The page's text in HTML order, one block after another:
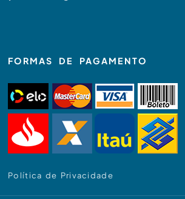
FORMAS DE PAGAMENTO
Política de Privacidade